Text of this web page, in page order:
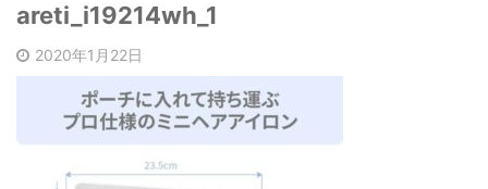
areti_i19214wh_1
2020年1月22日